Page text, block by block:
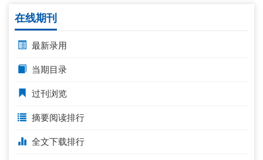
在线期刊
最新录用
当期目录
过刊浏览
摘要阅读排行
全文下载排行